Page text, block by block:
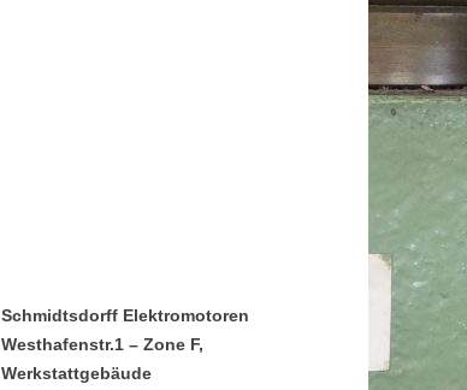
Schmidtsdorff Elektromotoren
Westhafenstr.1 – Zone F,
Werkstattgebäude